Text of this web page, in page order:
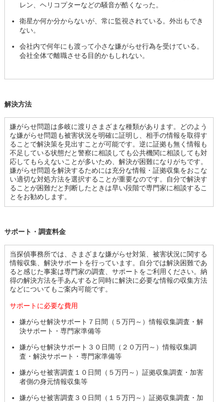
レン、ヘリコプターなどの騒音が酷くなった。
衛星か何か分からないが、常に監視されている。外出もでき
ない。
会社内で何年にも渡って小さな嫌がらせ行為を受けている。
会社全体で離職させる目的かもしれない。
解決方法
嫌がらせ問題は多岐に渡りさまざまな種類があります。どのよう
な嫌がらせ問題も被害状況を明確に証明し、相手の情報を取得す
ることで解決策を見出すことが可能です。逆に証拠も無く情報も
不足している状態だと警察に相談しても公共機関に相談しても対
応してもらえないことが多いため、解決が困難になりがちです。
嫌がらせ問題を解決するためには充分な情報・証拠収集をおこな
い適切な対処方法を選択することが重要なのです。自分で解決す
ることが困難だと判断したときは早い段階で専門家に相談するこ
とをお勧めします。
サポート・調査料金
当探偵事務所では、さまざまな嫌がらせ対策、被害状況に関する
情報収集、解決サポートを行っています。自分では解決困難であ
ると感じた事案は専門家の調査、サポートをご利用ください。納
得の解決方法を手あんすると同時に解決に必要な情報の収集方法
などについてもご案内可能です。
サポートに必要な費用
嫌がらせ解決サポート７日間（５万円～）情報収集調査・解
決サポート・専門家準備等
嫌がらせ解決サポート３０日間（２０万円～）情報収集調
査・解決サポート・専門家準備等
嫌がらせ被害調査１０日間（５万円～）証拠収集調査・加害
者側の身元情報収集等
嫌がらせ被害調査３０日間（１５万円～）証拠収集調査・加